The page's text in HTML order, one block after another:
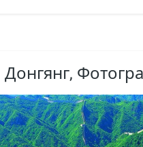
Донгянг,